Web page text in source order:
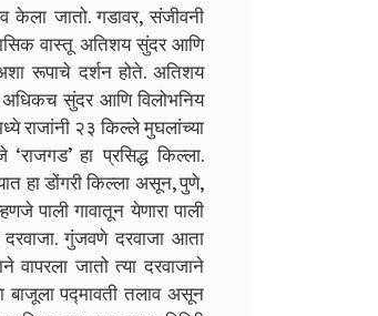
केला जातो. गडावर, संजीवनी
वास्तू अतिशय सुंदर आणि
रूपाचे दर्शन होते. अतिशय
सुंदर आणि विलोभनिय
राजांनी २३ किल्ले मुघलांच्या
हा प्रसिद्ध किल्ला.
हा डोंगरी किल्ला असून, पुणे,
पाली गावातून येणारा पाली
गुंजवणे दरवाजा आता
वापरला जातो त्या दरवाजाने
बाजूला पद्मावती तलाव असून